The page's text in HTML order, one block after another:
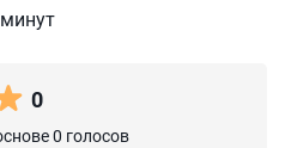
0
0 голосов